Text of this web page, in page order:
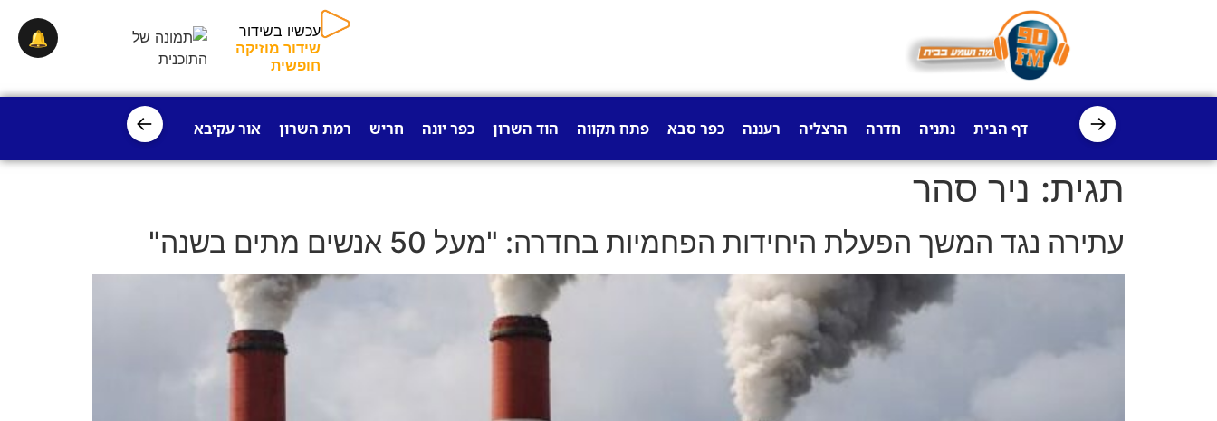
עכשיו בשידור
שידור מוזיקה
חופשית
→ דף הבית נתניה חדרה הרצליה רעננה כפר סבא פתח תקווה הוד השרון כפר יונה חריש רמת השרון אור עקיבא פרדס חנה
←
תגית: ניר סהר
עתירה נגד המשך הפעלת היחידות הפחמיות בחדרה: "מעל 50 אנשים מתים בשנה"
🔔